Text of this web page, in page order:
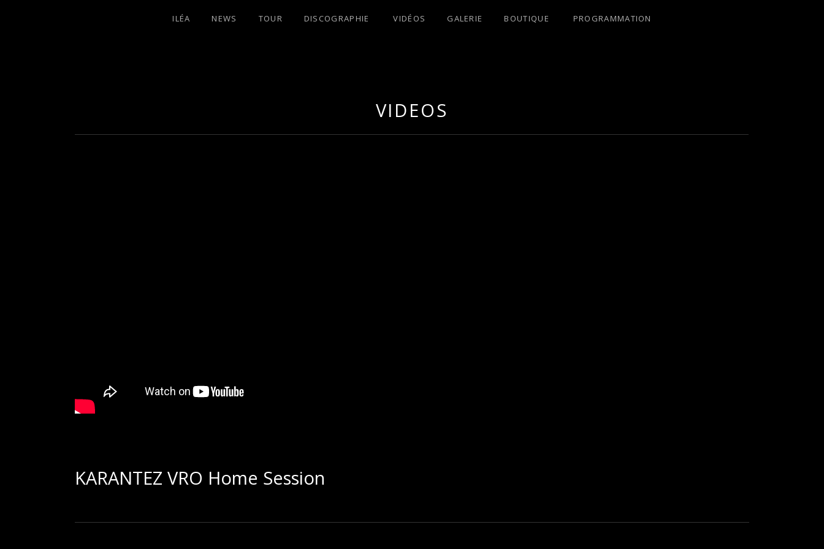
L
ILÉA NEWS TOUR DISCOGRAPHIE VIDÉOS GALERIE BOUTIQUE PROGRAMMATION
VIDEOS
KARANTEZ VRO Home Session